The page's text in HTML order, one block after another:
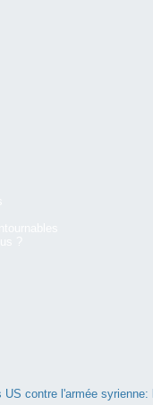
US contre l'armée